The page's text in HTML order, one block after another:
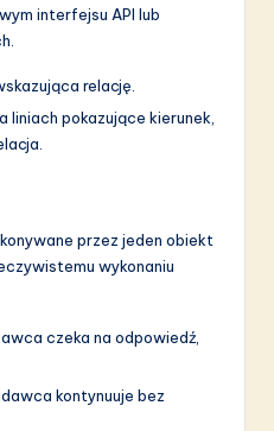
interfejsu API lub
relację.
liniach pokazujące kierunek,
przez jeden obiekt
wykonaniu
czeka na odpowiedź,
kontynuuje bez